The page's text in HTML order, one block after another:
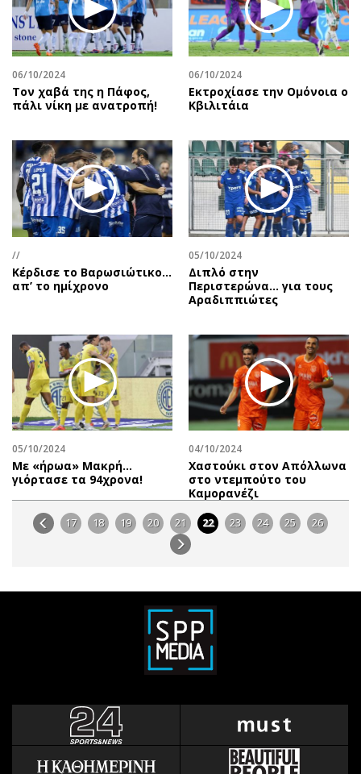
06/10/2024
Τον χαβά της η Πάφος,
πάλι νίκη με ανατροπή!
06/10/2024
Εκτροχίασε την Ομόνοια ο
Κβιλιτάια
//
Κέρδισε το Βαρωσιώτικο…
απ’ το ημίχρονο
05/10/2024
Διπλό στην
Περιστερώνα… για τους
Αραδιππιώτες
05/10/2024
Με «ήρωα» Μακρή…
γιόρτασε τα 94χρονα!
04/10/2024
Χαστούκι στον Απόλλωνα
στο ντεμπούτο του
Καμορανέζι
17 18 19 20 21 22 23 24 25 26